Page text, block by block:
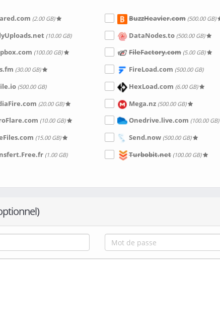
(2.00 GB) BuzzHeavier.com (500.00 GB)
(10.00 GB) DataNodes.to (500.00 GB)
(100.00 GB) FileFactory.com (5.00 GB)
(30.00 GB) FireLoad.com (500.00 GB)
(500.00 GB) HexLoad.com (6.00 GB)
(20.00 GB) Mega.nz (500.00 GB)
(10.00 GB) Onedrive.live.com (100.00 GB)
(15.00 GB) Send.now (500.00 GB)
(1.00 GB) Turbobit.net (100.00 GB)